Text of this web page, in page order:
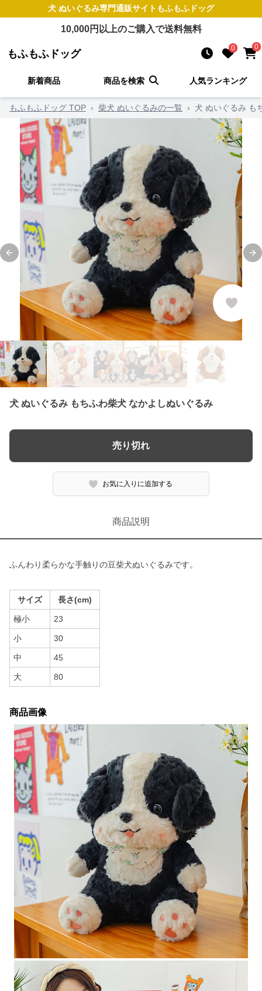
犬 ぬいぐるみ専門通販サイト もふもふドッグ
10,000円以上のご購入で送料無料
もふもふドッグ 0 0
新着商品 商品を検索 人気ランキング
もふもふドッグ TOP › 柴犬 ぬいぐるみの一覧 › 犬 ぬいぐるみ も
Previous slide
犬 ぬいぐるみ もちふわ柴犬 なかよしぬいぐるみ
売り切れ
お気に入りに追加する
商品説明
ふんわり柔らかな手触りの豆柴犬ぬいぐるみです。
サイズ 長さ(cm)
極小 23
小 30
中 45
大 80
商品画像